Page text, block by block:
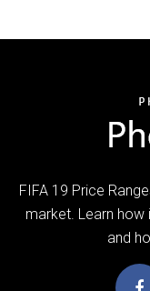
FIFA 19 Price
market. Learn
and